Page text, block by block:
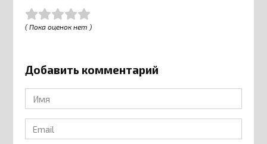
( Пока оценок нет )
Добавить комментарий
Имя
*
Email
*